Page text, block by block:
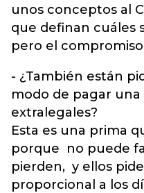
unos conceptos al
que definan cuáles
pero el
- ¿También están
modo de pagar una
extralegales?
Esta es una prima
porque no puede
pierden, y ellos
proporcional a los